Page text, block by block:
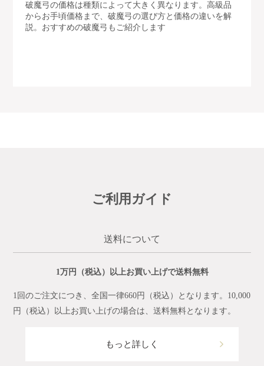
破魔弓の価格は種類によって大きく異なります。高級品
からお手頃価格まで、破魔弓の選び方と価格の違いを解
説。おすすめの破魔弓もご紹介します
ご利用ガイド
送料について
1万円（税込）以上お買い上げで送料無料
1回のご注文につき、全国一律660円（税込）となります。10,000
円（税込）以上お買い上げの場合は、送料無料となります。
もっと詳しく